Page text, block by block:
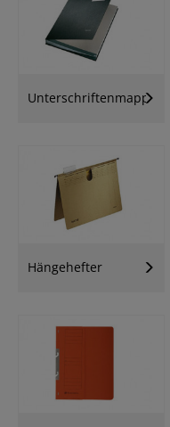
Unterschriftenmappen
Hängehefter